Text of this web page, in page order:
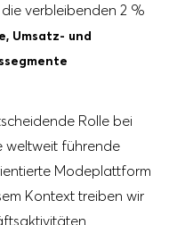
verbleibenden 2 %
Umsatz- und
Rolle bei
weltweit führende
Modeplattform
Kontext treiben wir